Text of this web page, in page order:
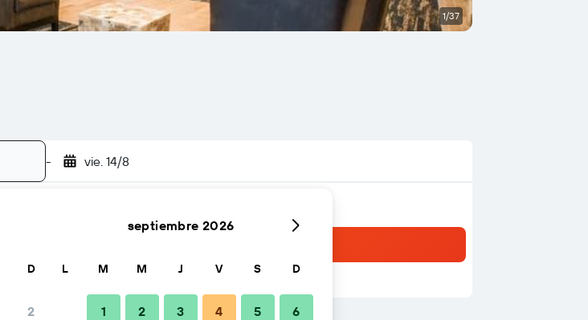
- vie. 14/8
1/37
D
2
septiembre 2026
L M M J V S D
1 2 3 4 5 6